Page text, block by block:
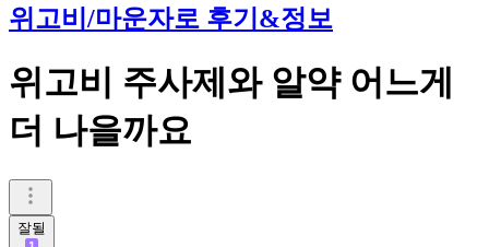
위고비/마운자로 후기&정보
위고비 주사제와 알약 어느게
더 나을까요
잘될